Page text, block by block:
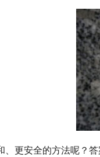
、更安全的方法呢？